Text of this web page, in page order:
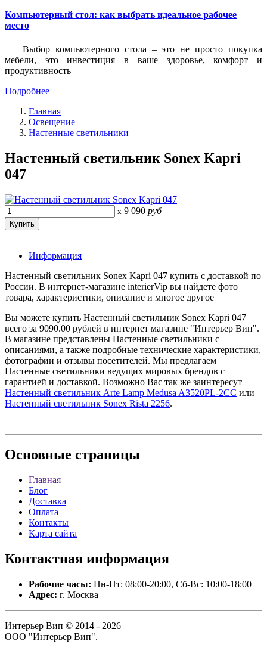
Компьютерный стол: как выбрать идеальное рабочее
место
Выбор компьютерного стола – это не просто покупка
мебели, это инвестиция в ваше здоровье, комфорт и
продуктивность
Подробнее
Главная
Освещение
Настенные светильники
Настенный светильник Sonex Kapri
047
x 9 090 руб
Информация
Настенный светильник Sonex Kapri 047 купить с доставкой по
России. В интернет-магазине interierVip вы найдете фото
товара, характеристики, описание и многое другое
Вы можете купить Настенный светильник Sonex Kapri 047
всего за 9090.00 рублей в интернет магазине "Интерьер Вип".
В магазине представлены Настенные светильники с
описаниями, а также подробные технические характеристики,
фотографии и отзывы посетителей. Мы предлагаем
Настенные светильники ведущих мировых брендов с
гарантией и доставкой. Возможно Вас так же заинтересут
Настенный светильник Arte Lamp Medusa A3520PL-2CC или
Настенный светильник Sonex Rista 2256.
Основные страницы
Главная
Блог
Доставка
Оплата
Контакты
Карта сайта
Контактная информация
Рабочие часы: Пн-Пт: 08:00-20:00, Сб-Вс: 10:00-18:00
Адрес: г. Москва
Интерьер Вип © 2014 - 2026
ООО "Интерьер Вип".